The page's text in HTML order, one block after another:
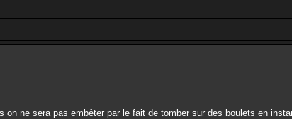
on ne sera pas embêter par le fait de tomber sur des boulets en